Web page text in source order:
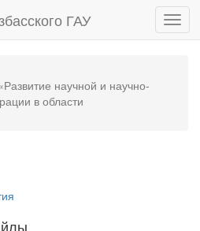
ГАУ
научной и научно-
в области